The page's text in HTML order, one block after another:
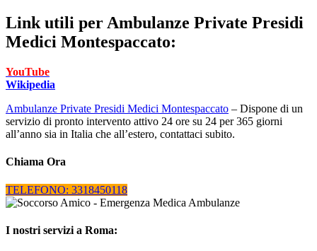
Link utili per Ambulanze Private Presidi
Medici Montespaccato:
YouTube
Wikipedia
Ambulanze Private Presidi Medici Montespaccato – Dispone di un
servizio di pronto intervento attivo 24 ore su 24 per 365 giorni
all’anno sia in Italia che all’estero, contattaci subito.
Chiama Ora
TELEFONO: 3318450118
I nostri servizi a Roma: